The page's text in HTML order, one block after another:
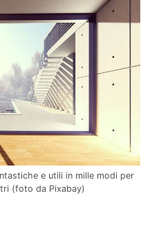
e utili in mille modi per
(foto da Pixabay)